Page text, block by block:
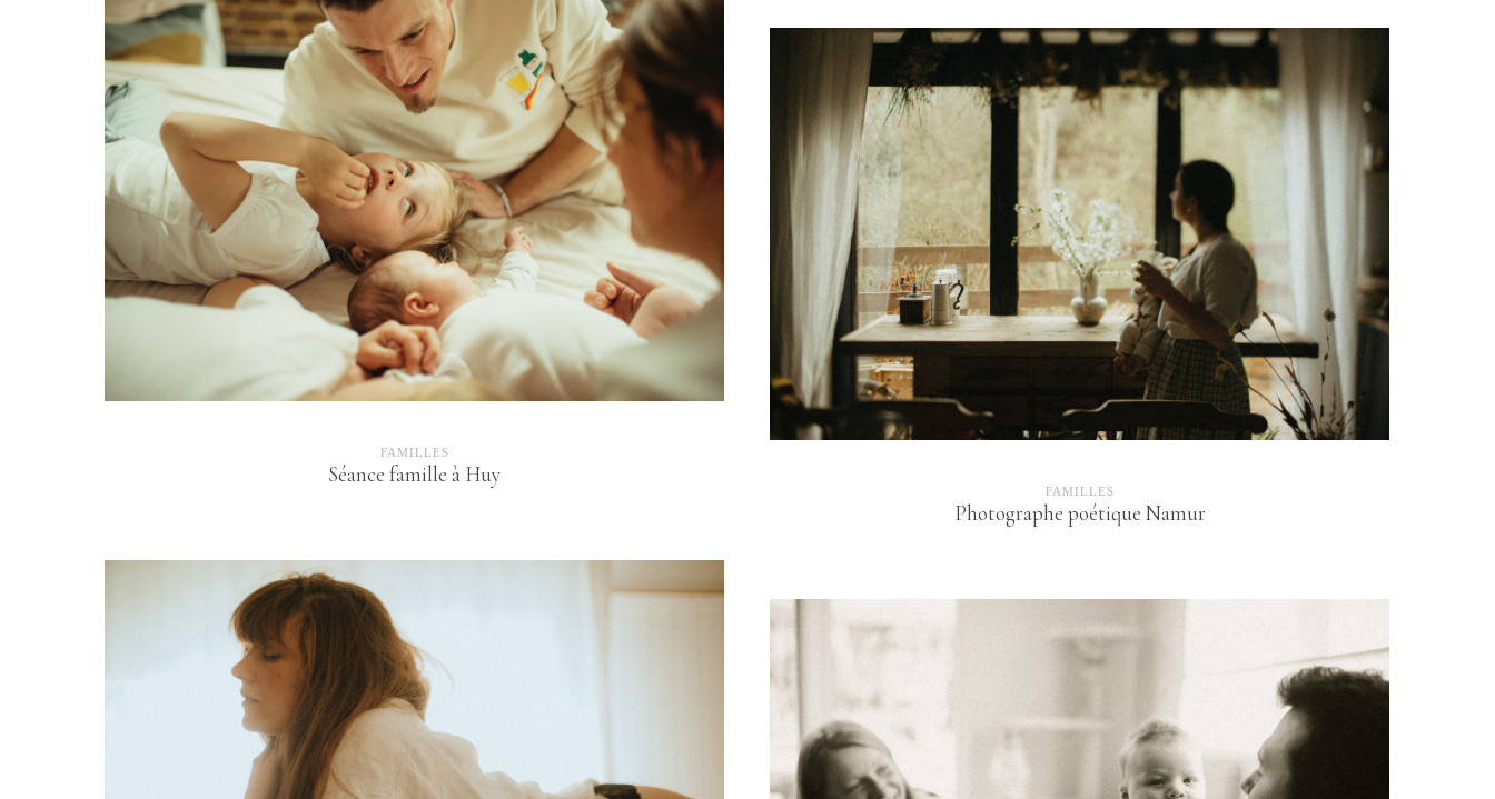
FAMILLES
Séance famille à Huy
FAMILLES
Photographe poétique Namur